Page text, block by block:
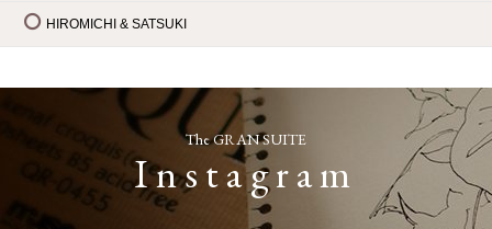
HIROMICHI & SATSUKI
The GRAN SUITE
Instagram